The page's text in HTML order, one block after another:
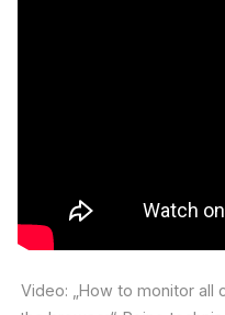
Video: „How to monitor all